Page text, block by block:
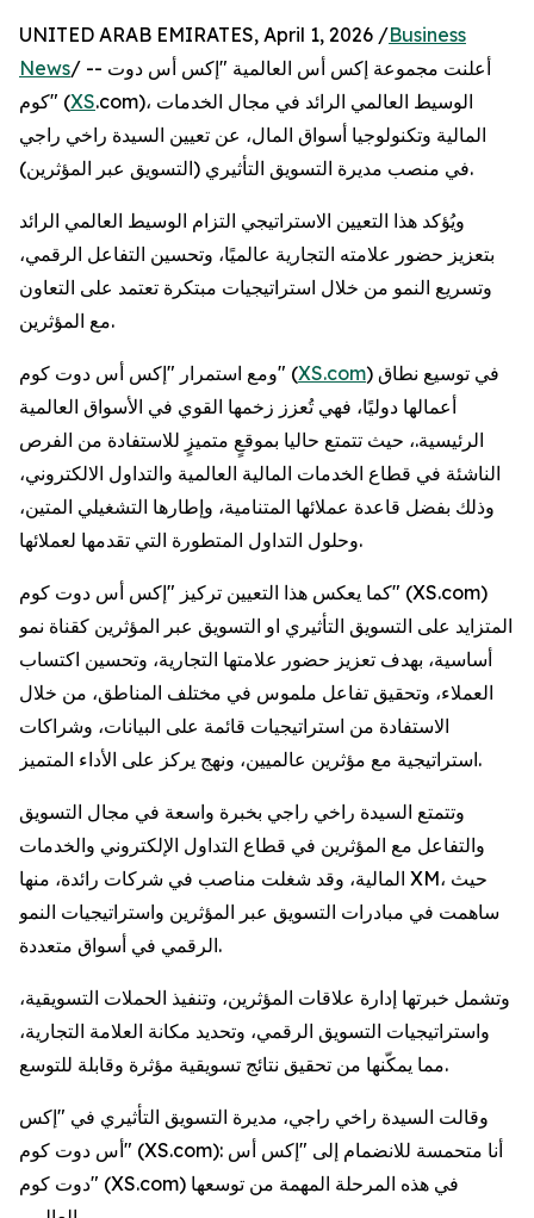
UNITED ARAB EMIRATES, April 1, 2026 /Business
News/ -- أعلنت مجموعة إكس أس العالمية "إكس أس دوت
كوم" (XS.com)، الوسيط العالمي الرائد في مجال الخدمات
المالية وتكنولوجيا أسواق المال، عن تعيين السيدة راخي راجي
في منصب مديرة التسويق التأثيري (التسويق عبر المؤثرين).
ويُؤكد هذا التعيين الاستراتيجي التزام الوسيط العالمي الرائد
بتعزيز حضور علامته التجارية عالميًا، وتحسين التفاعل الرقمي،
وتسريع النمو من خلال استراتيجيات مبتكرة تعتمد على التعاون
مع المؤثرين.
ومع استمرار "إكس أس دوت كوم" (XS.com) في توسيع نطاق
أعمالها دوليًا، فهي تُعزز زخمها القوي في الأسواق العالمية
الرئيسية.، حيث تتمتع حاليا بموقعٍ متميزٍ للاستفادة من الفرص
الناشئة في قطاع الخدمات المالية العالمية والتداول الالكتروني،
وذلك بفضل قاعدة عملائها المتنامية، وإطارها التشغيلي المتين،
وحلول التداول المتطورة التي تقدمها لعملائها.
كما يعكس هذا التعيين تركيز "إكس أس دوت كوم" (XS.com)
المتزايد على التسويق التأثيري او التسويق عبر المؤثرين كقناة نمو
أساسية، بهدف تعزيز حضور علامتها التجارية، وتحسين اكتساب
العملاء، وتحقيق تفاعل ملموس في مختلف المناطق، من خلال
الاستفادة من استراتيجيات قائمة على البيانات، وشراكات
استراتيجية مع مؤثرين عالميين، ونهج يركز على الأداء المتميز.
وتتمتع السيدة راخي راجي بخبرة واسعة في مجال التسويق
والتفاعل مع المؤثرين في قطاع التداول الإلكتروني والخدمات
المالية، وقد شغلت مناصب في شركات رائدة، منها XM، حيث
ساهمت في مبادرات التسويق عبر المؤثرين واستراتيجيات النمو
الرقمي في أسواق متعددة.
وتشمل خبرتها إدارة علاقات المؤثرين، وتنفيذ الحملات التسويقية،
واستراتيجيات التسويق الرقمي، وتحديد مكانة العلامة التجارية،
مما يمكّنها من تحقيق نتائج تسويقية مؤثرة وقابلة للتوسع.
وقالت السيدة راخي راجي، مديرة التسويق التأثيري في "إكس
أس دوت كوم" (XS.com): أنا متحمسة للانضمام إلى "إكس أس
دوت كوم" (XS.com) في هذه المرحلة المهمة من توسعها